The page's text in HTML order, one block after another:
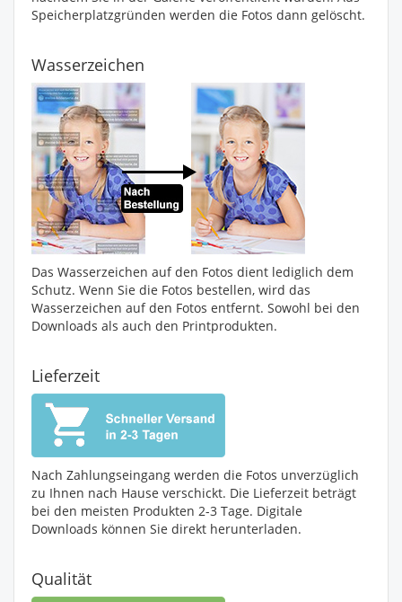
Speicherplatzgründen werden die Fotos dann gelöscht.
Wasserzeichen
Das Wasserzeichen auf den Fotos dient lediglich dem
Schutz. Wenn Sie die Fotos bestellen, wird das
Wasserzeichen auf den Fotos entfernt. Sowohl bei den
Downloads als auch den Printprodukten.
Lieferzeit
Nach Zahlungseingang werden die Fotos unverzüglich
zu Ihnen nach Hause verschickt. Die Lieferzeit beträgt
bei den meisten Produkten 2-3 Tage. Digitale
Downloads können Sie direkt herunterladen.
Qualität